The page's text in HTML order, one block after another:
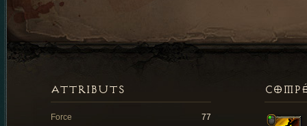
ATTRIBUTS
Force
77